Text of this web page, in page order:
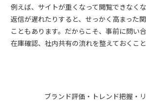
例えば、サイトが重くなって閲覧できなく
返信が遅れたりすると、せっかく高まった
こともあります。だからこそ、事前に問い
在庫確認、社内共有の流れを整えておくこと
ブランド評価・トレンド把握・